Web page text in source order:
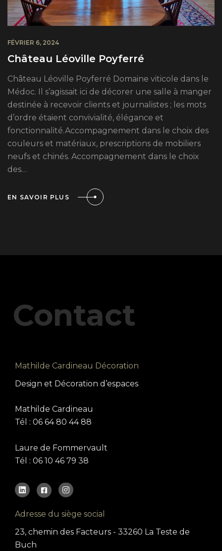
FÉVRIER 6, 2024
Château Léoville Poyferré
Château Léoville Poyferré Domaine viticole dans le
Médoc. Il s’agissait ici de décorer une salle à manger
destinée à recevoir clients et journalistes ; les mots
d’ordre étaient convivialité, élégance et
fonctionnalité.Accompagnement dans le choix des
couleurs et matériaux, prescriptions de mobiliers
neufs et chinés. Accompagnement dans le choix
des…
EN SAVOIR PLUS
Contact
Mathilde Cardineau Décoration
Design et Décoration d’espaces
Mathilde Cardineau
Tél : 06 64 80 44 88
Laure de Fommervault
Tél : 06 10 46 79 38
Adresse du siège social
23, chemin des Facteurs - 33260 La Teste de
Buch